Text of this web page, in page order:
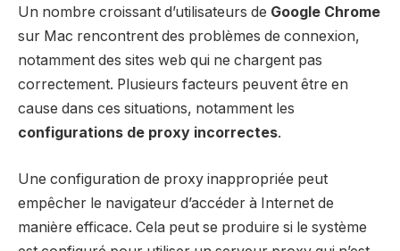
Un nombre croissant d’utilisateurs de Google Chrome
sur Mac rencontrent des problèmes de connexion,
notamment des sites web qui ne chargent pas
correctement. Plusieurs facteurs peuvent être en
cause dans ces situations, notamment les
configurations de proxy incorrectes.
Une configuration de proxy inappropriée peut
empêcher le navigateur d’accéder à Internet de
manière efficace. Cela peut se produire si le système